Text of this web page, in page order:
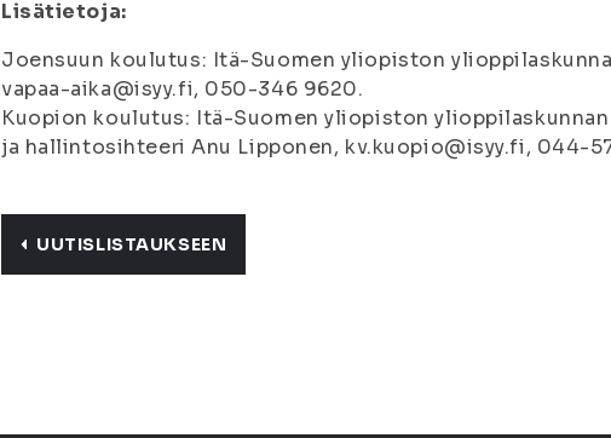
Lisätietoja:
Joensuun koulutus: Itä-Suomen yliopiston
vapaa-aika@isyy.fi, 050-346 9620.
Kuopion koulutus: Itä-Suomen yliopiston
ja hallintosihteeri Anu Lipponen, kv.kuopio@isyy.fi, 044-
UUTISLISTAUKSEEN